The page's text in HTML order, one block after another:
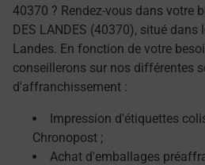
40370 ? Rendez-vous dans votre
DES LANDES (40370), situé dans
Landes. En fonction de votre
conseillerons sur nos différentes
d'affranchissement :
Impression d'étiquettes
Chronopost ;
Achat d'emballages